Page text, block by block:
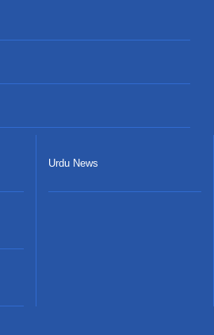
Urdu News